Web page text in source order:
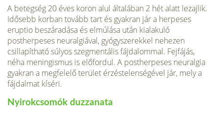
A betegség 20 éves koron alul általában 2 hét alatt lezajlik.
Idősebb korban tovább tart és gyakran jár a herpeses
eruptio beszáradása és elmúlása után kialakuló
postherpeses neuralgiával, gyógyszerekkel nehezen
csillapítható súlyos szegmentális fájdalommal. Fejfájás,
néha meningismus is előfordul. A postherpeses neuralgia
gyakran a megfelelő terület érzéstelenségével jár, mely a
fájdalmat kíséri.
Nyirokcsomók duzzanata